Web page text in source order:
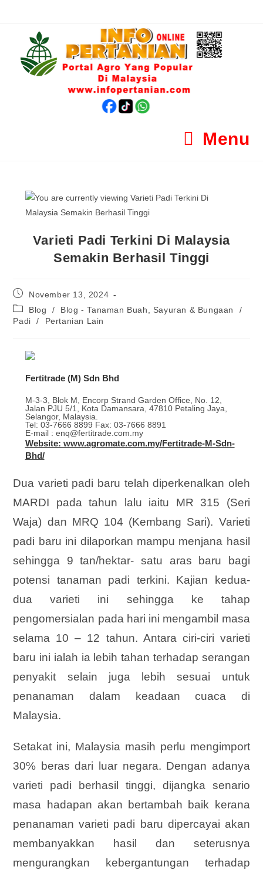
Menu
Varieti Padi Terkini Di Malaysia
Semakin Berhasil Tinggi
November 13, 2024
Blog
/ Blog - Tanaman Buah, Sayuran & Bungaan
/
Padi
/ Pertanian Lain
Fertitrade (M) Sdn Bhd
M-3-3, Blok M, Encorp Strand Garden Office, No. 12,
Jalan PJU 5/1, Kota Damansara, 47810 Petaling Jaya,
Selangor, Malaysia.
Tel: 03-7666 8899 Fax: 03-7666 8891
E-mail : enq@fertitrade.com.my
Website: www.agromate.com.my/Fertitrade-M-Sdn-
Bhd/
Dua varieti padi baru telah diperkenalkan oleh
MARDI pada tahun lalu iaitu MR 315 (Seri
Waja) dan MRQ 104 (Kembang Sari). Varieti
padi baru ini dilaporkan mampu menjana hasil
sehingga 9 tan/hektar- satu aras baru bagi
potensi tanaman padi terkini. Kajian kedua-
dua varieti ini sehingga ke tahap
pengomersialan pada hari ini mengambil masa
selama 10 – 12 tahun. Antara ciri-ciri varieti
baru ini ialah ia lebih tahan terhadap serangan
penyakit selain juga lebih sesuai untuk
penanaman dalam keadaan cuaca di
Malaysia.
Setakat ini, Malaysia masih perlu mengimport
30% beras dari luar negara. Dengan adanya
varieti padi berhasil tinggi, dijangka senario
masa hadapan akan bertambah baik kerana
penanaman varieti padi baru dipercayai akan
membanyakkan hasil dan seterusnya
mengurangkan kebergantungan terhadap